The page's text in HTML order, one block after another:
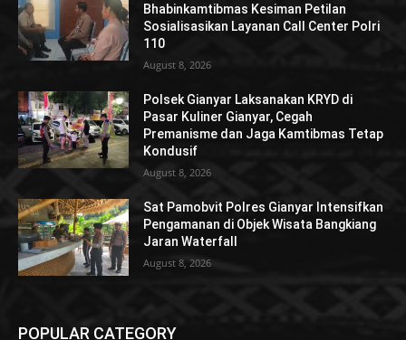
Bhabinkamtibmas Kesiman Petilan
Sosialisasikan Layanan Call Center Polri
110
August 8, 2026
Polsek Gianyar Laksanakan KRYD di
Pasar Kuliner Gianyar, Cegah
Premanisme dan Jaga Kamtibmas Tetap
Kondusif
August 8, 2026
Sat Pamobvit Polres Gianyar Intensifkan
Pengamanan di Objek Wisata Bangkiang
Jaran Waterfall
August 8, 2026
POPULAR CATEGORY